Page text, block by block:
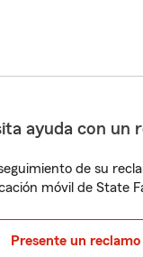
ayuda con un
de su
móvil de State
Presente un reclamo